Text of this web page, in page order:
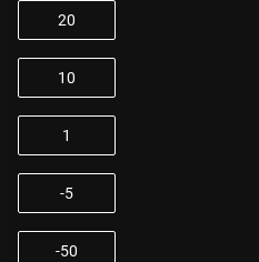
20
10
1
-5
-50